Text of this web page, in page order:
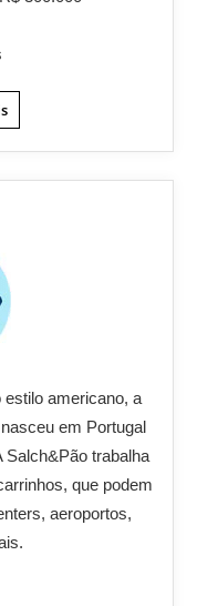
americano, a
em Portugal
Salch&Pão trabalha
que podem
aeroportos,